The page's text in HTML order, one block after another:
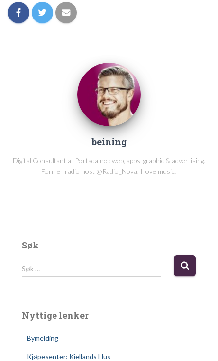
beining
Digital Consultant at Portada.no : web, apps, graphic & advertising.
Former radio host @Radio_Nova. I love music!
Søk
ø
t
Søk …
Nyttige lenker
Bymelding
Kjøpesenter: Kiellands Hus